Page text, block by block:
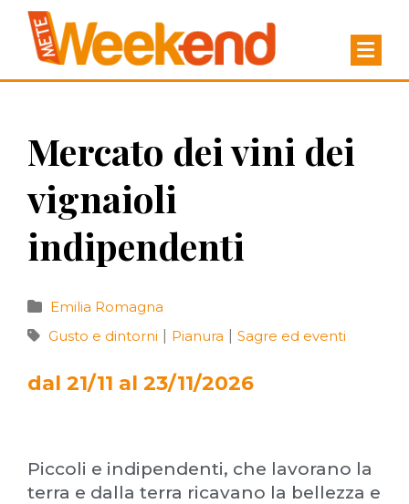
Mercato dei vini dei
vignaioli
indipendenti
Emilia Romagna
Gusto e dintorni
Pianura Sagre ed eventi
dal 21/11 al 23/11/2026
Piccoli e indipendenti, che lavorano la
terra e dalla terra ricavano la bellezza e